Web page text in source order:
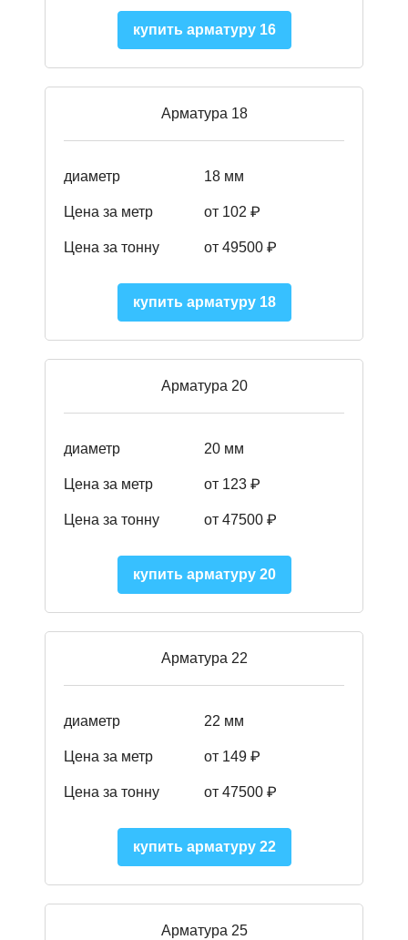
купить арматуру 16
Арматура 18
диаметр 18 мм
Цена за метр от 102 ₽
Цена за тонну от 49500 ₽
купить арматуру 18
Арматура 20
диаметр 20 мм
Цена за метр от 123 ₽
Цена за тонну от 47500 ₽
купить арматуру 20
Арматура 22
диаметр 22 мм
Цена за метр от 149 ₽
Цена за тонну от 47500 ₽
купить арматуру 22
Арматура 25